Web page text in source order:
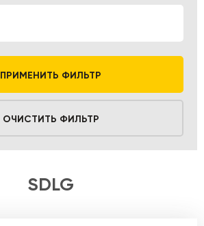
ПРИМЕНИТЬ ФИЛЬТР
ОЧИСТИТЬ ФИЛЬТР
SDLG